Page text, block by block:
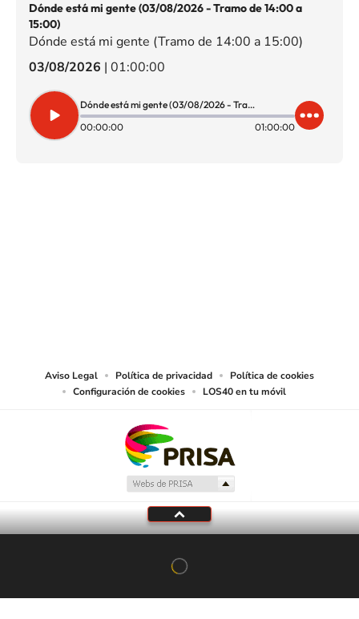
Dónde está mi gente (03/08/2026 - Tramo de 14:00 a
15:00)
Dónde está mi gente (Tramo de 14:00 a 15:00)
03/08/2026 | 01:00:00
Dónde está mi gente (03/08/2026 - Tramo de 14:00 a 15:00)
00:00:00
01:00:00
Aviso Legal Política de privacidad
Política de cookies
Configuración de cookies
LOS40 en tu móvil